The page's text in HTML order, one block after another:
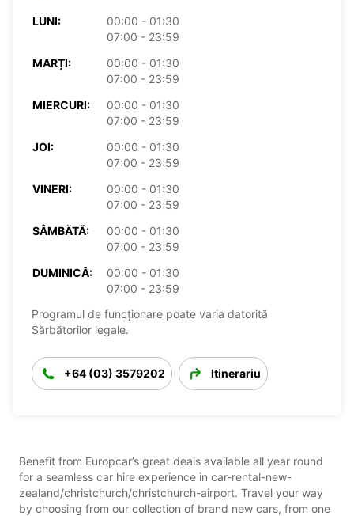
LUNI:
00:00 - 01:30
07:00 - 23:59
MARȚI:
00:00 - 01:30
07:00 - 23:59
MIERCURI:
00:00 - 01:30
07:00 - 23:59
JOI:
00:00 - 01:30
07:00 - 23:59
VINERI:
00:00 - 01:30
07:00 - 23:59
SÂMBĂTĂ:
00:00 - 01:30
07:00 - 23:59
DUMINICĂ:
00:00 - 01:30
07:00 - 23:59
Programul de funcționare poate varia datorită
Sărbătorilor legale.
+64 (03) 3579202 Itinerariu
Benefit from Europcar’s great deals available all year round
for a seamless car hire experience in car-rental-new-
zealand/christchurch/christchurch-airport. Travel your way
by choosing from our collection of brand new cars, from one